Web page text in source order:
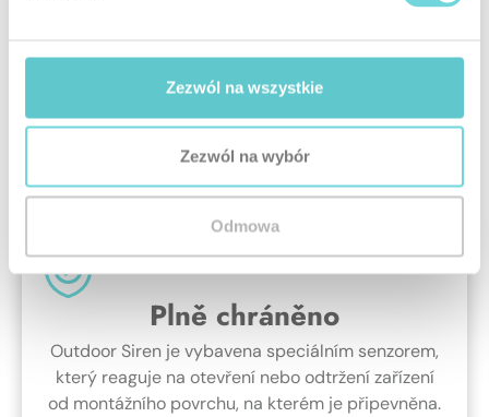
Zezwól na wszystkie
Zezwól na wybór
Odmowa
Plně chráněno
Outdoor Siren je vybavena speciálním senzorem,
který reaguje na otevření nebo odtržení zařízení
od montážního povrchu, na kterém je připevněna.